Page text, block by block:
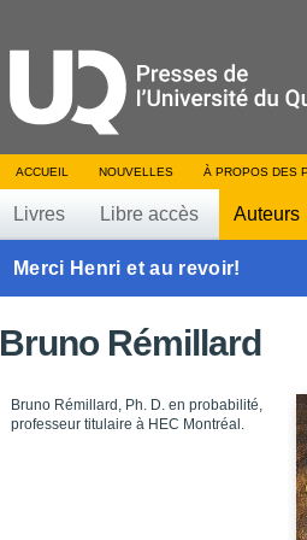
ACCUEIL NOUVELLES À PROPOS DES
Livres Libre accès Auteurs
Merci Henri et au revoir!
Bruno Rémillard
Bruno Rémillard, Ph. D. en probabilité,
professeur titulaire à HEC Montréal.